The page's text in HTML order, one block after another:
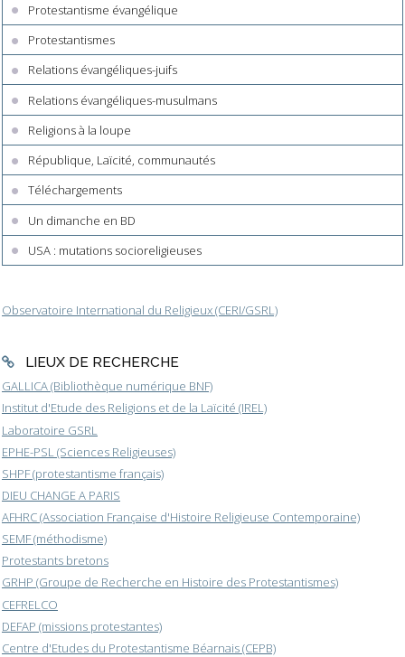
Protestantisme évangélique
Protestantismes
Relations évangéliques-juifs
Relations évangéliques-musulmans
Religions à la loupe
République, Laïcité, communautés
Téléchargements
Un dimanche en BD
USA : mutations socioreligieuses
Observatoire International du Religieux (CERI/GSRL)
LIEUX DE RECHERCHE
GALLICA (Bibliothèque numérique BNF)
Institut d'Etude des Religions et de la Laïcité (IREL)
Laboratoire GSRL
EPHE-PSL (Sciences Religieuses)
SHPF (protestantisme français)
DIEU CHANGE A PARIS
AFHRC (Association Française d'Histoire Religieuse Contemporaine)
SEMF (méthodisme)
Protestants bretons
GRHP (Groupe de Recherche en Histoire des Protestantismes)
CEFRELCO
DEFAP (missions protestantes)
Centre d'Etudes du Protestantisme Béarnais (CEPB)